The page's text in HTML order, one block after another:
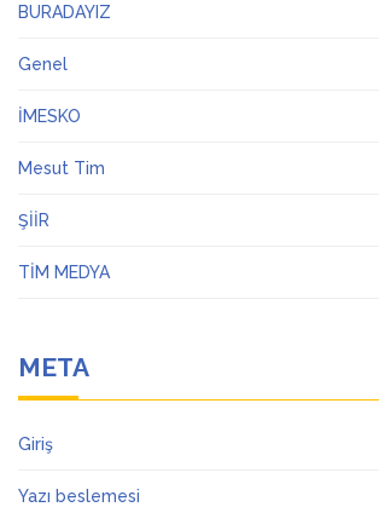
BURADAYIZ
Genel
İMESKO
Mesut Tim
ŞİİR
TİM MEDYA
META
Giriş
Yazı beslemesi